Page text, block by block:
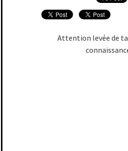
Attention levée de